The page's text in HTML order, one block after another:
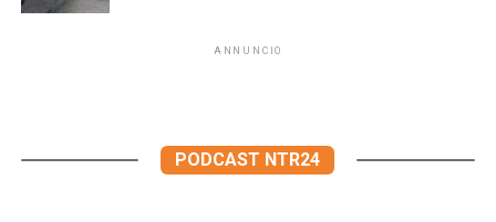
ANNUNCIO
PODCAST NTR24